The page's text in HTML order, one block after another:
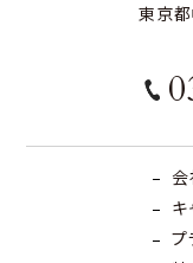
東京
キ
プ